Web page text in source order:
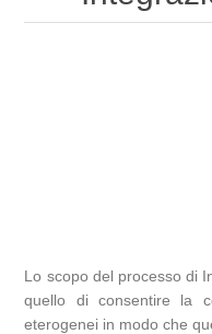
Lo scopo del processo di
quello di consentire la
eterogenei in modo che